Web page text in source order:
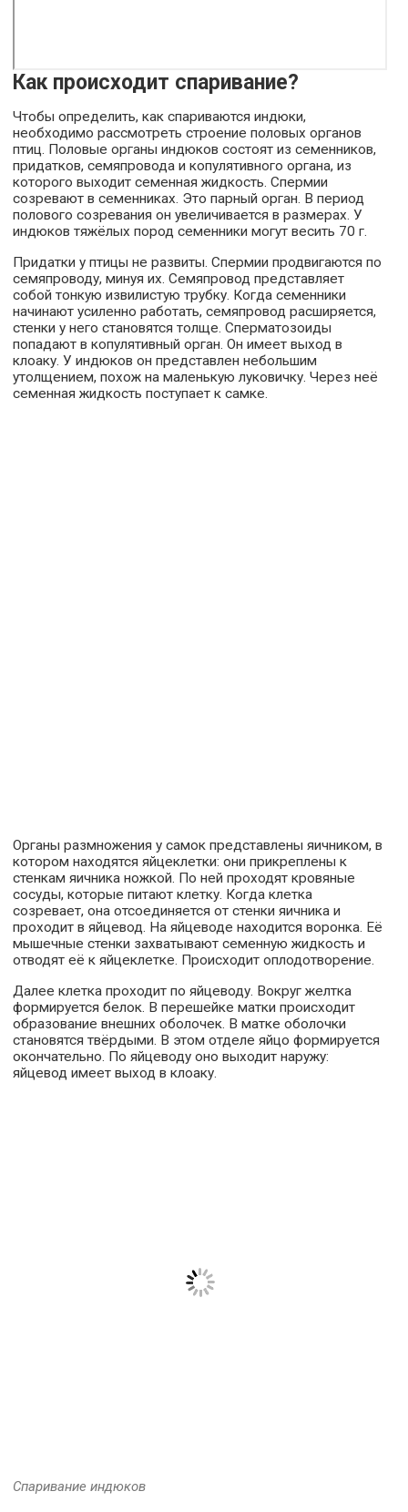
Как происходит спаривание?
Чтобы определить, как спариваются индюки,
необходимо рассмотреть строение половых органов
птиц. Половые органы индюков состоят из семенников,
придатков, семяпровода и копулятивного органа, из
которого выходит семенная жидкость. Спермии
созревают в семенниках. Это парный орган. В период
полового созревания он увеличивается в размерах. У
индюков тяжёлых пород семенники могут весить 70 г.
Придатки у птицы не развиты. Спермии продвигаются по
семяпроводу, минуя их. Семяпровод представляет
собой тонкую извилистую трубку. Когда семенники
начинают усиленно работать, семяпровод расширяется,
стенки у него становятся толще. Сперматозоиды
попадают в копулятивный орган. Он имеет выход в
клоаку. У индюков он представлен небольшим
утолщением, похож на маленькую луковичку. Через неё
семенная жидкость поступает к самке.
Органы размножения у самок представлены яичником, в
котором находятся яйцеклетки: они прикреплены к
стенкам яичника ножкой. По ней проходят кровяные
сосуды, которые питают клетку. Когда клетка
созревает, она отсоединяется от стенки яичника и
проходит в яйцевод. На яйцеводе находится воронка. Её
мышечные стенки захватывают семенную жидкость и
отводят её к яйцеклетке. Происходит оплодотворение.
Далее клетка проходит по яйцеводу. Вокруг желтка
формируется белок. В перешейке матки происходит
образование внешних оболочек. В матке оболочки
становятся твёрдыми. В этом отделе яйцо формируется
окончательно. По яйцеводу оно выходит наружу:
яйцевод имеет выход в клоаку.
Спаривание индюков